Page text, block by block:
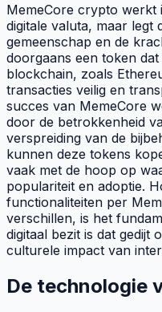
MemeCore crypto werkt
digitale valuta, maar legt
gemeenschap en de
doorgaans een token
blockchain, zoals
transacties veilig en
succes van MemeCore
door de betrokkenheid
verspreiding van de
kunnen deze tokens
vaak met de hoop op
populariteit en adoptie.
functionaliteiten per
verschillen, is het
digitaal bezit is dat gedijt
culturele impact van
De technologie